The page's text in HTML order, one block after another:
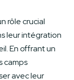
rôle crucial
leur intégration
En offrant un
camps
avec leur